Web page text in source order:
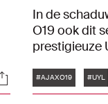
In de
O19 ook dit
prestigieuze
equivalent
Tags
#AJAXO19 #UYL